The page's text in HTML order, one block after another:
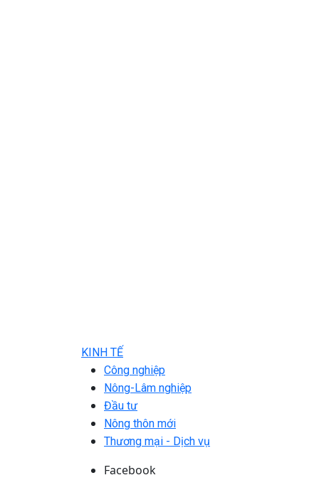
KINH TẾ
Công nghiệp
Nông-Lâm nghiệp
Đầu tư
Nông thôn mới
Thương mại - Dịch vụ
Facebook